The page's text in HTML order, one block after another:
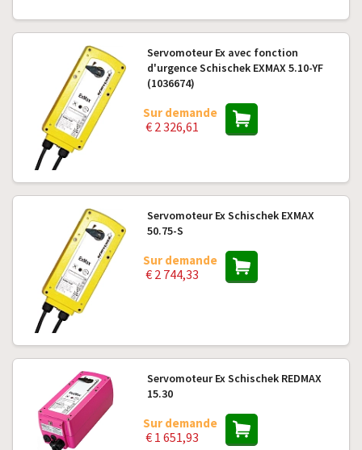
Servomoteur Ex avec fonction
d'urgence Schischek EXMAX 5.10-YF
(1036674)
Sur demande
€ 2 326,61
Servomoteur Ex Schischek EXMAX
50.75-S
Sur demande
€ 2 744,33
Servomoteur Ex Schischek REDMAX
15.30
Sur demande
€ 1 651,93